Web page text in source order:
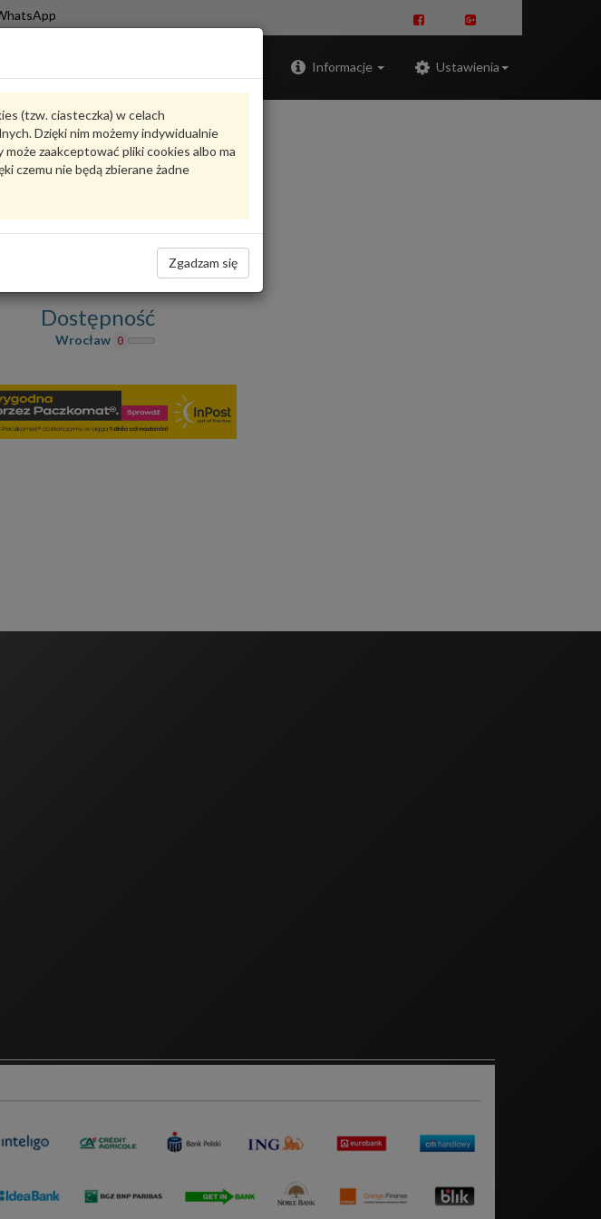
Informacje Ustawienia
(tzw. ciasteczka) w celach
Dzięki nim możemy indywidualnie
zaakceptować pliki cookies albo ma
czemu nie będą zbierane żadne
Zgadzam się
produkt
Dostępność
Wrocław 0